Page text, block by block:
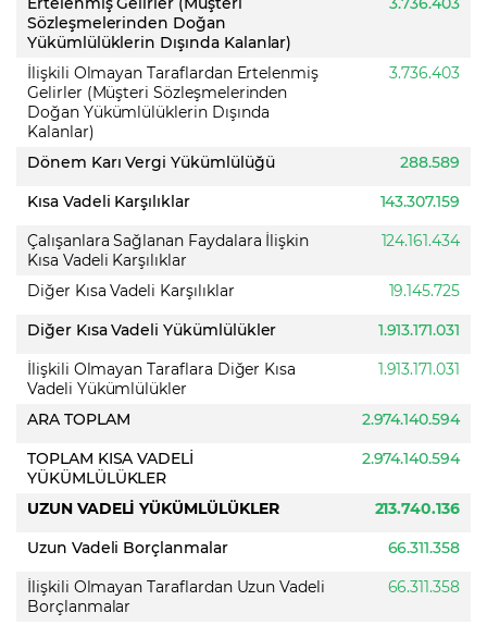
Sözleşmelerinden Doğan
Yükümlülüklerin Dışında Kalanlar)
İlişkili Olmayan Taraflardan Ertelenmiş
Gelirler (Müşteri Sözleşmelerinden
Doğan Yükümlülüklerin Dışında
Kalanlar)
3.736.403
Dönem Karı Vergi Yükümlülüğü
288.589
Kısa Vadeli Karşılıklar
143.307.159
Çalışanlara Sağlanan Faydalara İlişkin
Kısa Vadeli Karşılıklar
124.161.434
Diğer Kısa Vadeli Karşılıklar
19.145.725
Diğer Kısa Vadeli Yükümlülükler
1.913.171.031
İlişkili Olmayan Taraflara Diğer Kısa
Vadeli Yükümlülükler
1.913.171.031
ARA TOPLAM
2.974.140.594
TOPLAM KISA VADELİ
YÜKÜMLÜLÜKLER
2.974.140.594
UZUN VADELİ YÜKÜMLÜLÜKLER
213.740.136
Uzun Vadeli Borçlanmalar
66.311.358
İlişkili Olmayan Taraflardan Uzun Vadeli
Borçlanmalar
66.311.358